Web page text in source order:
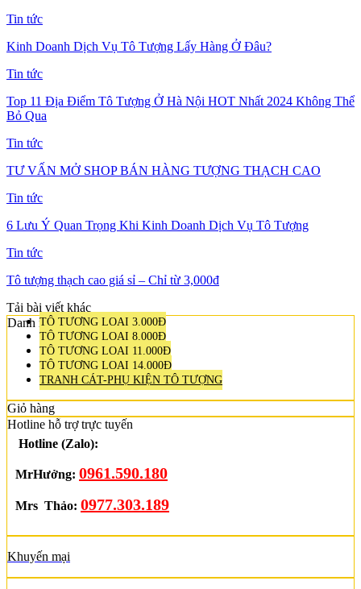
Tin tức
Kinh Doanh Dịch Vụ Tô Tượng Lấy Hàng Ở Đâu?
Tin tức
Top 11 Địa Điểm Tô Tượng Ở Hà Nội HOT Nhất 2024 Không Thể
Bỏ Qua
Tin tức
TƯ VẤN MỞ SHOP BÁN HÀNG TƯỢNG THẠCH CAO
Tin tức
6 Lưu Ý Quan Trọng Khi Kinh Doanh Dịch Vụ Tô Tượng
Tin tức
Tô tượng thạch cao giá sỉ – Chỉ từ 3,000đ
Tải bài viết khác
Danh mục sản phẩm
TÔ TƯỢNG LOẠI 3.000Đ
TÔ TƯỢNG LOẠI 8.000Đ
TÔ TƯỢNG LOẠI 11.000Đ
TÔ TƯỢNG LOẠI 14.000Đ
TRANH CÁT-PHỤ KIỆN TÔ TƯỢNG
Giỏ hàng
Hotline hỗ trợ trực tuyến
Hotline (Zalo):
MrHưởng: 0961.590.180
Mrs Thảo: 0977.303.189
Khuyến mại